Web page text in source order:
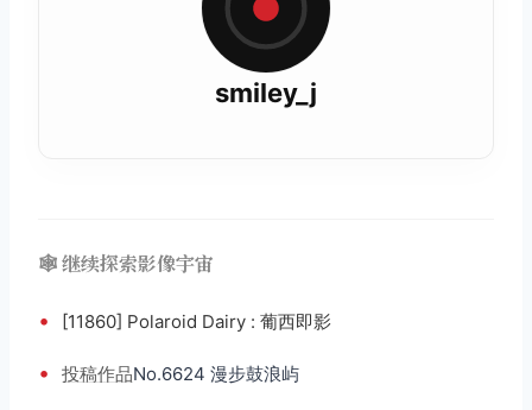
smiley_j
🕸️ 继续探索影像宇宙
• [11860] Polaroid Dairy : 葡西即影
• 投稿作品No.6624 漫步鼓浪屿